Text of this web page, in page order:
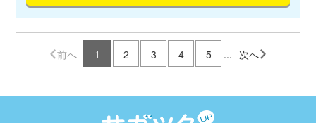
前へ 1 2 3 4 5 ... 次へ